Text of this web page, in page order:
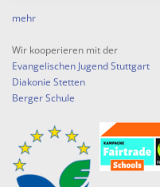
mehr
Wir kooperieren mit der
Evangelischen Jugend Stuttgart
Diakonie Stetten
Berger Schule